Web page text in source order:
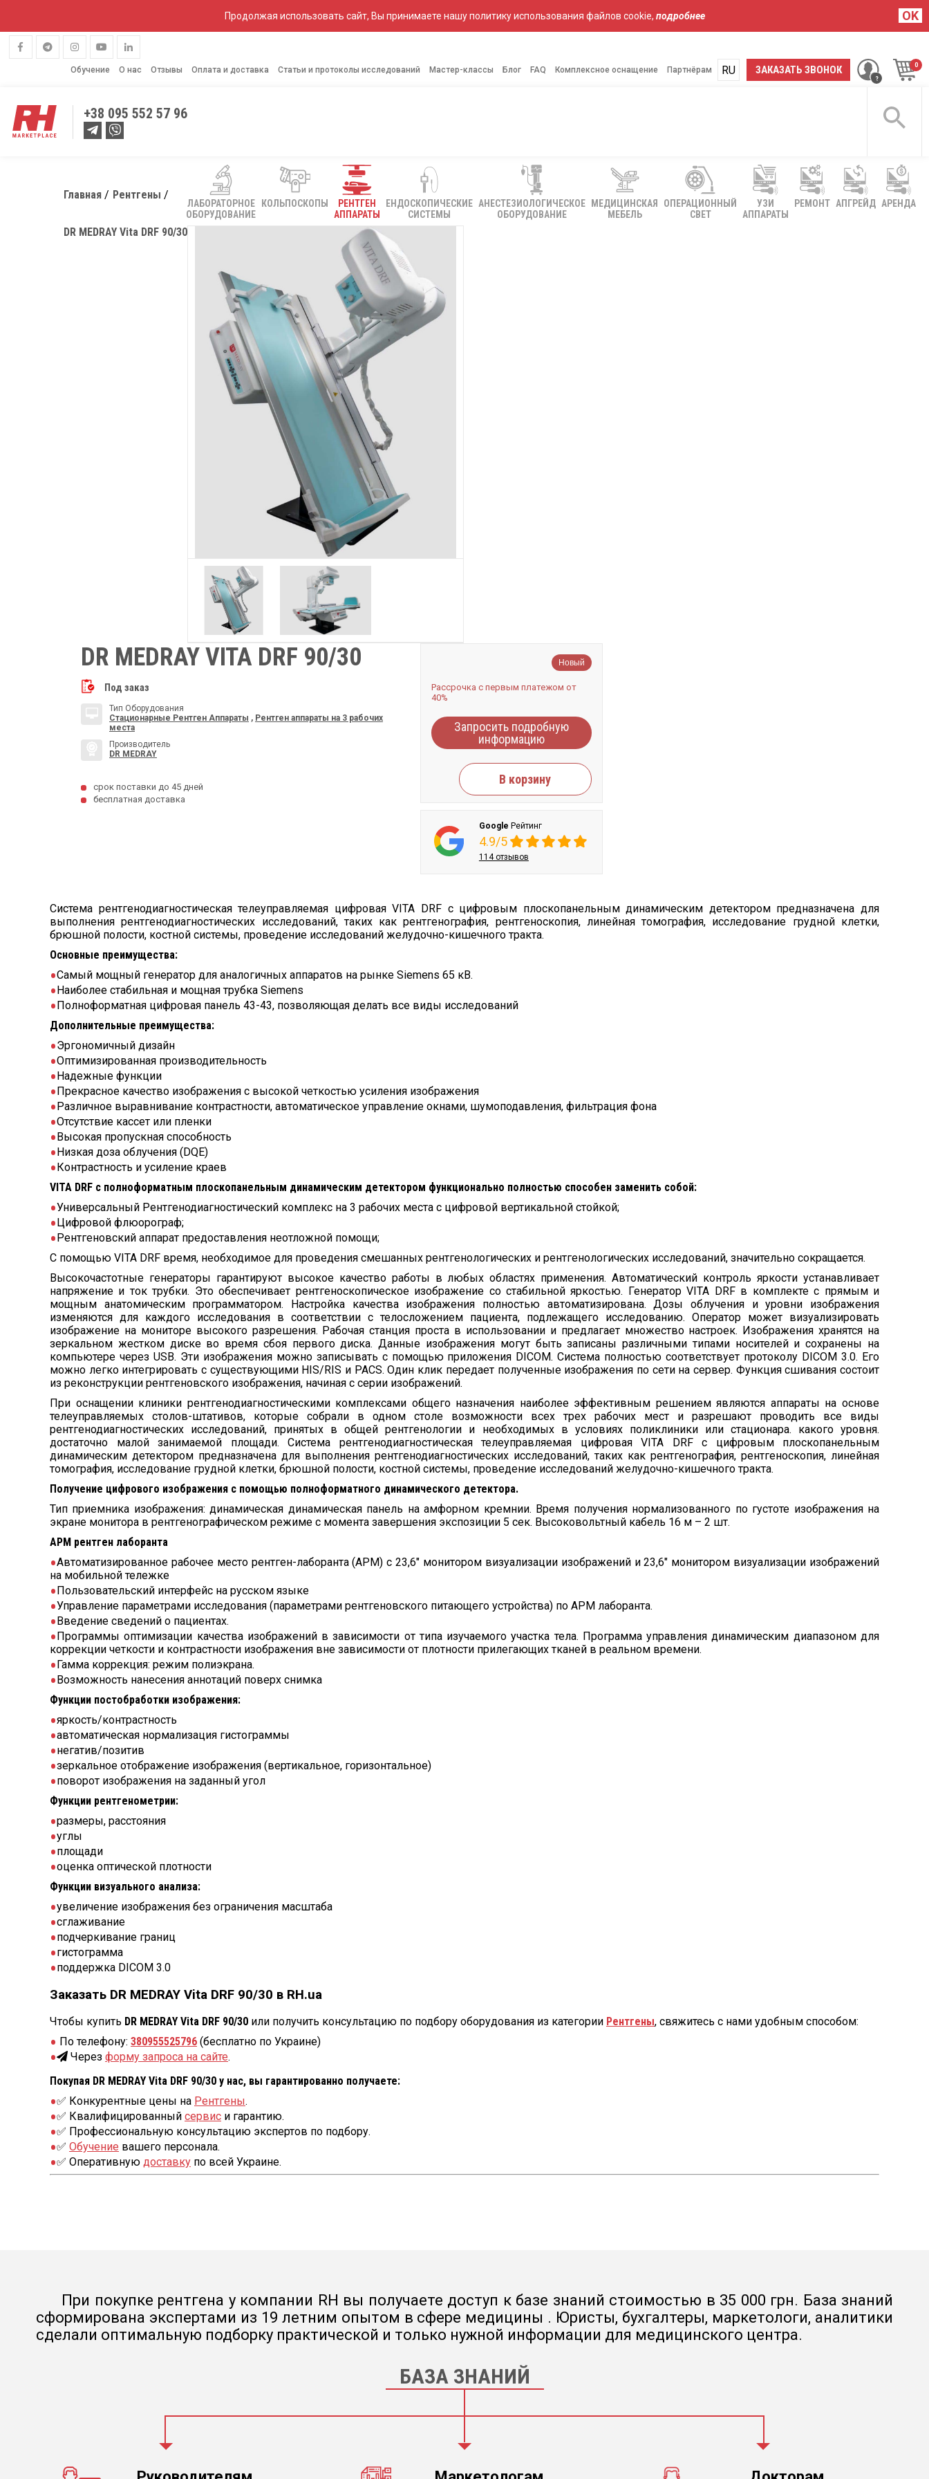
Продолжая использовать сайт, Вы принимаете нашу политику использования файлов cookie, подробнее OK
Обучение О нас Отзывы Оплата и доставка Статьи и протоколы исследований Мастер-классы Блог FAQ Комплексное оснащение Партнёрам ЗАКАЗАТЬ ЗВОНОК
RU
UA
+38 095 552 57 96
ЛАБОРАТОРНОЕ
ОБОРУДОВАНИЕ
КОЛЬПОСКОПЫ
РЕНТГЕН
АППАРАТЫ
ЕНДОСКОПИЧЕСКИЕ
СИСТЕМЫ
АНЕСТЕЗИОЛОГИЧЕСКОЕ
ОБОРУДОВАНИЕ
МЕДИЦИНСКАЯ
МЕБЕЛЬ
ОПЕРАЦИОННЫЙ
СВЕТ
УЗИ
АППАРАТЫ
РЕМОНТ АПГРЕЙД АРЕНДА
Главная Рентгены
DR MEDRAY Vita DRF 90/30
DR MEDRAY VITA DRF 90/30
Под заказ
Тип Оборудования
Стационарные Рентген Аппараты , Рентген аппараты на 3 рабочих
места
Производитель
DR MEDRAY
срок поставки до 45 дней
бесплатная доставка
Новый
Рассрочка с первым платежом от
40%
Запросить подробную
информацию
В корзину
Google Рейтинг
4.9/5
114 отзывов
Система рентгенодиагностическая телеуправляемая цифровая VITA DRF с цифровым плоскопанельным динамическим детектором предназначена для
выполнения рентгенодиагностических исследований, таких как рентгенография, рентгеноскопия, линейная томография, исследование грудной клетки,
брюшной полости, костной системы, проведение исследований желудочно-кишечного тракта.
Основные преимущества:
Самый мощный генератор для аналогичных аппаратов на рынке Siemens 65 кВ.
Наиболее стабильная и мощная трубка Siemens
Полноформатная цифровая панель 43-43, позволяющая делать все виды исследований
Дополнительные преимущества:
Эргономичный дизайн
Оптимизированная производительность
Надежные функции
Прекрасное качество изображения с высокой четкостью усиления изображения
Различное выравнивание контрастности, автоматическое управление окнами, шумоподавления, фильтрация фона
Отсутствие кассет или пленки
Высокая пропускная способность
Низкая доза облучения (DQE)
Контрастность и усиление краев
VITA DRF с полноформатным плоскопанельным динамическим детектором функционально полностью способен заменить собой:
Универсальный Рентгенодиагностический комплекс на 3 рабочих места с цифровой вертикальной стойкой;
Цифровой флюорограф;
Рентгеновский аппарат предоставления неотложной помощи;
С помощью VITA DRF время, необходимое для проведения смешанных рентгенологических и рентгенологических исследований, значительно сокращается.
Высокочастотные генераторы гарантируют высокое качество работы в любых областях применения. Автоматический контроль яркости устанавливает
напряжение и ток трубки. Это обеспечивает рентгеноскопическое изображение со стабильной яркостью. Генератор VITA DRF в комплекте с прямым и
мощным анатомическим программатором. Настройка качества изображения полностью автоматизирована. Дозы облучения и уровни изображения
изменяются для каждого исследования в соответствии с телосложением пациента, подлежащего исследованию. Оператор может визуализировать
изображение на мониторе высокого разрешения. Рабочая станция проста в использовании и предлагает множество настроек. Изображения хранятся на
зеркальном жестком диске во время сбоя первого диска. Данные изображения могут быть записаны различными типами носителей и сохранены на
компьютере через USB. Эти изображения можно записывать с помощью приложения DICOM. Система полностью соответствует протоколу DICOM 3.0. Его
можно легко интегрировать с существующими HIS/RIS и PACS. Один клик передает полученные изображения по сети на сервер. Функция сшивания состоит
из реконструкции рентгеновского изображения, начиная с серии изображений.
При оснащении клиники рентгенодиагностическими комплексами общего назначения наиболее эффективным решением являются аппараты на основе
телеуправляемых столов-штативов, которые собрали в одном столе возможности всех трех рабочих мест и разрешают проводить все виды
рентгенодиагностических исследований, принятых в общей рентгенологии и необходимых в условиях поликлиники или стационара. какого уровня.
достаточно малой занимаемой площади. Система рентгенодиагностическая телеуправляемая цифровая VITA DRF с цифровым плоскопанельным
динамическим детектором предназначена для выполнения рентгенодиагностических исследований, таких как рентгенография, рентгеноскопия, линейная
томография, исследование грудной клетки, брюшной полости, костной системы, проведение исследований желудочно-кишечного тракта.
Получение цифрового изображения с помощью полноформатного динамического детектора.
Тип приемника изображения: динамическая динамическая панель на амфорном кремнии. Время получения нормализованного по густоте изображения на
экране монитора в рентгенографическом режиме с момента завершения экспозиции 5 сек. Высоковольтный кабель 16 м – 2 шт.
АРМ рентген лаборанта
Автоматизированное рабочее место рентген-лаборанта (АРМ) с 23,6″ монитором визуализации изображений и 23,6″ монитором визуализации изображений
на мобильной тележке
Пользовательский интерфейс на русском языке
Управление параметрами исследования (параметрами рентгеновского питающего устройства) по АРМ лаборанта.
Введение сведений о пациентах.
Программы оптимизации качества изображений в зависимости от типа изучаемого участка тела. Программа управления динамическим диапазоном для
коррекции четкости и контрастности изображения вне зависимости от плотности прилегающих тканей в реальном времени.
Гамма коррекция: режим полиэкрана.
Возможность нанесения аннотаций поверх снимка
Функции постобработки изображения:
яркость/контрастность
автоматическая нормализация гистограммы
негатив/позитив
зеркальное отображение изображения (вертикальное, горизонтальное)
поворот изображения на заданный угол
Функции рентгенометрии:
размеры, расстояния
углы
площади
оценка оптической плотности
Функции визуального анализа:
увеличение изображения без ограничения масштаба
сглаживание
подчеркивание границ
гистограмма
поддержка DICOM 3.0
Заказать DR MEDRAY Vita DRF 90/30 в RH.ua
Чтобы купить DR MEDRAY Vita DRF 90/30 или получить консультацию по подбору оборудования из категории Рентгены, свяжитесь с нами удобным способом:
По телефону: 380955525796 (бесплатно по Украине)
Через форму запроса на сайте.
Покупая DR MEDRAY Vita DRF 90/30 у нас, вы гарантированно получаете:
✅ Конкурентные цены на Рентгены.
✅ Квалифицированный сервис и гарантию.
✅ Профессиональную консультацию экспертов по подбору.
✅ Обучение вашего персонала.
✅ Оперативную доставку по всей Украине.
При покупке рентгена у компании RH вы получаете доступ к базе знаний стоимостью в 35 000 грн. База знаний
сформирована экспертами из 19 летним опытом в сфере медицины . Юристы, бухгалтеры, маркетологи, аналитики
сделали оптимальную подборку практической и только нужной информации для медицинского центра.
БАЗА ЗНАНИЙ